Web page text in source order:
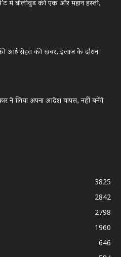
में बॉलीवुड की एक और महान हस्ती,
आई सेहत की खबर, इलाज के दौरान
ने लिया अपना आदेश वापस, नहीं बनेंगे
3825
2842
2798
1960
646